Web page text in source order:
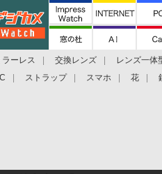
ラーレス 交換レンズ レンズ一体
ストラップ スマホ 花